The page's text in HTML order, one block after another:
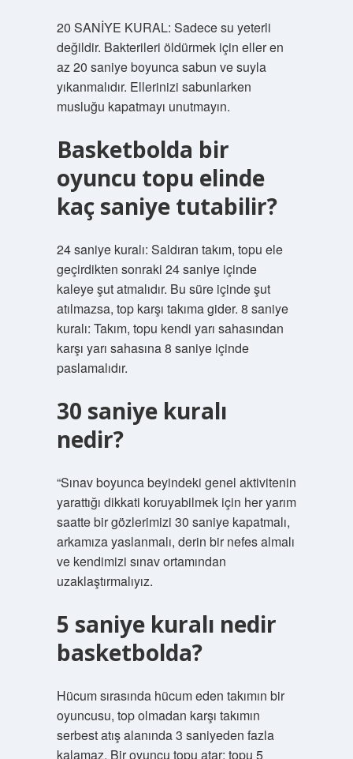
20 SANİYE KURAL: Sadece su yeterli
değildir. Bakterileri öldürmek için eller en
az 20 saniye boyunca sabun ve suyla
yıkanmalıdır. Ellerinizi sabunlarken
musluğu kapatmayı unutmayın.
Basketbolda bir
oyuncu topu elinde
kaç saniye tutabilir?
24 saniye kuralı: Saldıran takım, topu ele
geçirdikten sonraki 24 saniye içinde
kaleye şut atmalıdır. Bu süre içinde şut
atılmazsa, top karşı takıma gider. 8 saniye
kuralı: Takım, topu kendi yarı sahasından
karşı yarı sahasına 8 saniye içinde
paslamalıdır.
30 saniye kuralı
nedir?
“Sınav boyunca beyindeki genel aktivitenin
yarattığı dikkati koruyabilmek için her yarım
saatte bir gözlerimizi 30 saniye kapatmalı,
arkamıza yaslanmalı, derin bir nefes almalı
ve kendimizi sınav ortamından
uzaklaştırmalıyız.
5 saniye kuralı nedir
basketbolda?
Hücum sırasında hücum eden takımın bir
oyuncusu, top olmadan karşı takımın
serbest atış alanında 3 saniyeden fazla
kalamaz. Bir oyuncu topu atar; topu 5